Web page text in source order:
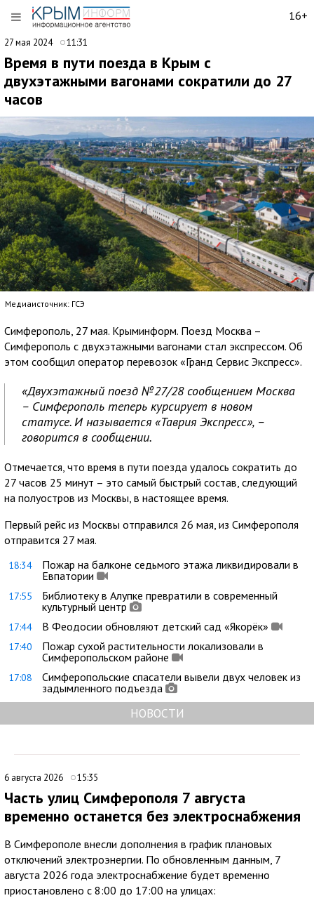
16+
27 мая 2024 11:31
Время в пути поезда в Крым с
двухэтажными вагонами сократили до 27
часов
Медиаисточник: ГСЭ
Симферополь, 27 мая. Крыминформ. Поезд Москва –
Симферополь с двухэтажными вагонами стал экспрессом. Об
этом сообщил оператор перевозок «Гранд Сервис Экспресс».
«Двухэтажный поезд №27/28 сообщением Москва
– Симферополь теперь курсирует в новом
статусе. И называется «Таврия Экспресс», –
говорится в сообщении.
Отмечается, что время в пути поезда удалось сократить до
27 часов 25 минут – это самый быстрый состав, следующий
на полуостров из Москвы, в настоящее время.
Первый рейс из Москвы отправился 26 мая, из Симферополя
отправится 27 мая.
18:34
Пожар на балконе седьмого этажа ликвидировали в
Евпатории
17:55
Библиотеку в Алупке превратили в современный
культурный центр
17:44 В Феодосии обновляют детский сад «Якорёк»
17:40
Пожар сухой растительности локализовали в
Симферопольском районе
17:08
Симферопольские спасатели вывели двух человек из
задымленного подъезда
НОВОСТИ
6 августа 2026 15:35
Часть улиц Симферополя 7 августа
временно останется без электроснабжения
В Симферополе внесли дополнения в график плановых
отключений электроэнергии. По обновленным данным, 7
августа 2026 года электроснабжение будет временно
приостановлено с 8:00 до 17:00 на улицах: